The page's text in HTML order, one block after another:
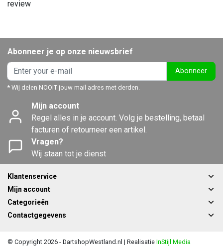
review
Abonneer je op onze nieuwsbrief
Abonneer
* Wij delen NOOIT jouw mail adres met derden.
Mijn account
Regel alles in je account. Volg je bestelling, betaal
facturen of retourneer een artikel.
Vragen?
Wij staan tot je dienst
Klantenservice
Mijn account
Categorieën
Contactgegevens
© Copyright 2026 - DartshopWestland.nl | Realisatie InStijl Media